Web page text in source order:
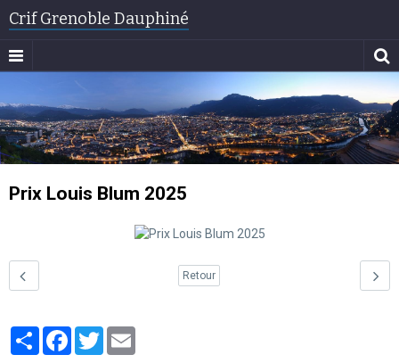
Crif Grenoble Dauphiné
Prix Louis Blum 2025
Retour
PartagerFacebook
Twitter